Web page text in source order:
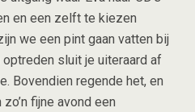
en een zelft te kiezen
we een pint gaan vatten bij
optreden sluit je uiteraard af
Bovendien regende het, en
fijne avond een